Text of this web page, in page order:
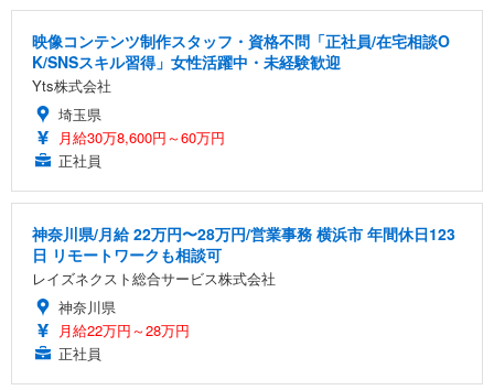
映像コンテンツ制作スタッフ・資格不問「正社員/在宅相談O
K/SNSスキル習得」女性活躍中・未経験歓迎
Yts株式会社
埼玉県
月給30万8,600円～60万円
正社員
神奈川県/月給 22万円〜28万円/営業事務 横浜市 年間休日123
日 リモートワークも相談可
レイズネクスト総合サービス株式会社
神奈川県
月給22万円～28万円
正社員